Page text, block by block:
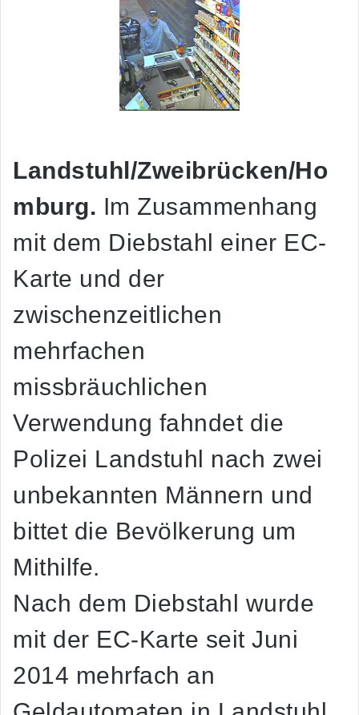
Landstuhl/Zweibrücken/Ho
mburg. Im Zusammenhang
mit dem Diebstahl einer EC-
Karte und der
zwischenzeitlichen
mehrfachen
missbräuchlichen
Verwendung fahndet die
Polizei Landstuhl nach zwei
unbekannten Männern und
bittet die Bevölkerung um
Mithilfe.
Nach dem Diebstahl wurde
mit der EC-Karte seit Juni
2014 mehrfach an